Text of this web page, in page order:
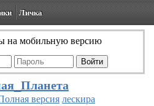
Личка
на мобильную версию
версиялескира